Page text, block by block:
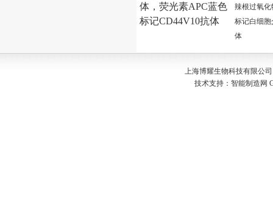
体，荧光素APC蓝色
标记CD44V10抗体
辣根过氧化
标记白细胞
体
上海博耀生物科技有限公
技术支持： 智能制造网